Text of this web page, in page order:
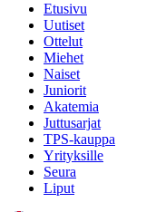
Etusivu
Uutiset
Ottelut
Miehet
Naiset
Juniorit
Akatemia
Juttusarjat
TPS-kauppa
Yrityksille
Seura
Liput